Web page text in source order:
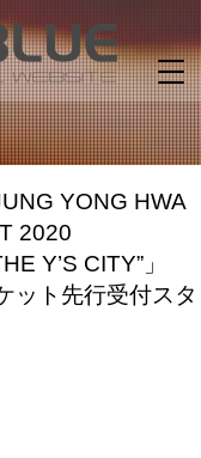
YONG HWA
2020
Y’S CITY”」
ット先行受付スタ